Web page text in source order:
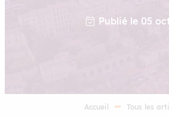
Publié le 05
Accueil Tous les